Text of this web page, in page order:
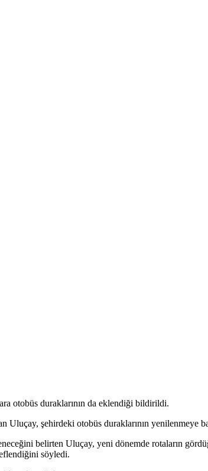
otobüs duraklarının da eklendiği bildirildi.
şehirdeki otobüs duraklarının yenilenmeye
belirten Uluçay, yeni dönemde rotaların
söyledi.